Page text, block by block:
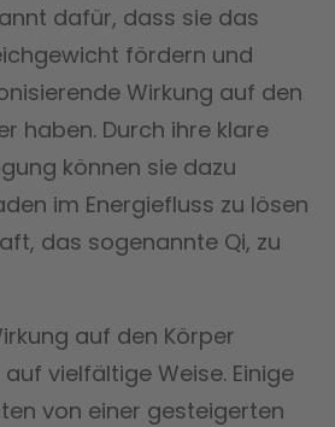
dafür, dass sie das
fördern und
Wirkung auf den
haben. Durch ihre klare
können sie dazu
im Energiefluss zu lösen
das sogenannte Qi, zu
auf den Körper
vielfältige Weise. Einige
von einer gesteigerten